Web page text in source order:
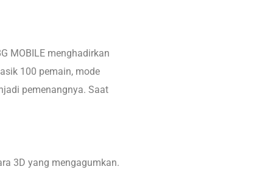
MOBILE menghadirkan
100 pemain, mode
pemenangnya. Saat
3D yang mengagumkan.